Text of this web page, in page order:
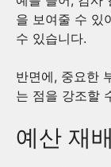
을 보여줄 수 있
수 있습니다.
반면에, 중요한
는 점을 강조할
예산 재